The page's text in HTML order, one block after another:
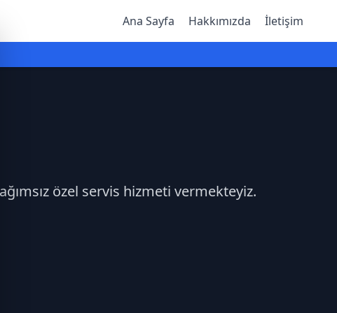
Ana Sayfa Hakkımızda İletişim
özel servis hizmeti vermekteyiz.